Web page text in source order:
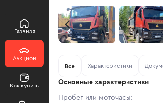
Главная
Аукцион
Как купить
Все Характеристики
Основные характеристики
Пробег или моточасы: